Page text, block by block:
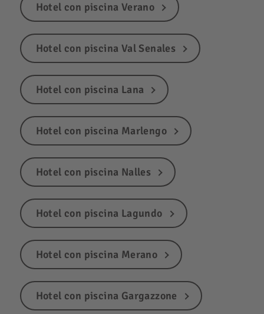
Hotel con piscina Verano
Hotel con piscina Val Senales
Hotel con piscina Lana
Hotel con piscina Marlengo
Hotel con piscina Nalles
Hotel con piscina Lagundo
Hotel con piscina Merano
Hotel con piscina Gargazzone